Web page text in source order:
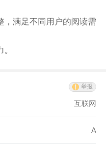
，满足不同用户的阅读需
举报
互联网
A